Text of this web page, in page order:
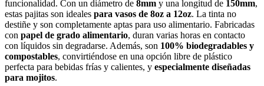
funcionalidad. Con un diámetro de 8mm y una longitud de 150mm,
estas pajitas son ideales para vasos de 8oz a 12oz. La tinta no
destiñe y son completamente aptas para uso alimentario. Fabricadas
con papel de grado alimentario, duran varias horas en contacto
con líquidos sin degradarse. Además, son 100% biodegradables y
compostables, convirtiéndose en una opción libre de plástico
perfecta para bebidas frías y calientes, y especialmente diseñadas
para mojitos.